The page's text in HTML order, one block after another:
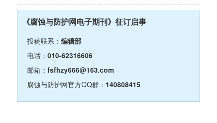
《腐蚀与防护网电子期刊》征订启事
投稿联系： 编辑部
电话： 010-62316606
邮箱： fsfhzy666@163.com
腐蚀与防护网官方QQ群： 140808415